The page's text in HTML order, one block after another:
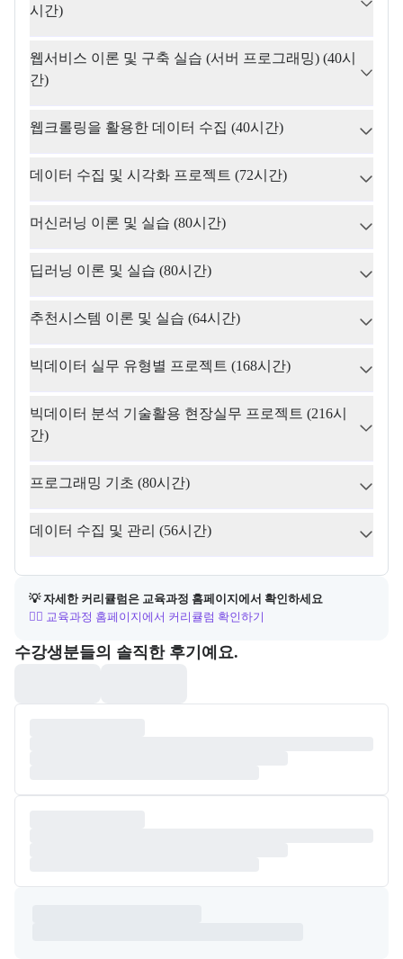
시간)
웹서비스 이론 및 구축 실습 (서버 프로그래밍) (40시
간)
웹크롤링을 활용한 데이터 수집 (40시간)
데이터 수집 및 시각화 프로젝트 (72시간)
머신러닝 이론 및 실습 (80시간)
딥러닝 이론 및 실습 (80시간)
추천시스템 이론 및 실습 (64시간)
빅데이터 실무 유형별 프로젝트 (168시간)
빅데이터 분석 기술활용 현장실무 프로젝트 (216시
간)
프로그래밍 기초 (80시간)
데이터 수집 및 관리 (56시간)
💡 자세한 커리큘럼은 교육과정 홈페이지에서 확인하세요
👉🏻 교육과정 홈페이지에서 커리큘럼 확인하기
포폴&후기
수강생분들의 솔직한 후기예요.